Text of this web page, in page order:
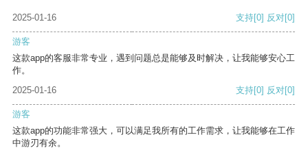
2025-01-16 支持[0] 反对[0]
游客
这款app的客服非常专业，遇到问题总是能够及时解决，让我能够安心工
作。
2025-01-16
支持[0] 反对[0]
游客
这款app的功能非常强大，可以满足我所有的工作需求，让我能够在工作
中游刃有余。